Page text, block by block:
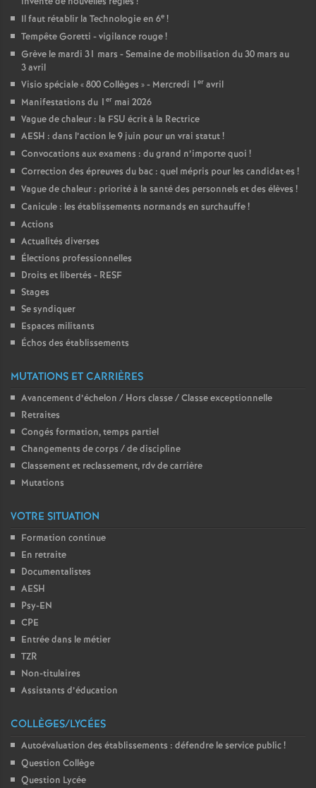
Il faut rétablir la Technologie en 6e !
Tempête Goretti - vigilance rouge!
Grève le mardi 31 mars - Semaine de mobilisation du 30 mars au
3 avril
Visio spéciale «800 Collèges » - Mercredi 1 er avril
Manifestations du 1 er mai 2026
Vague de chaleur : la FSU écrit à la Rectrice
AESH : dans l’action le 9 juin pour un vrai statut!
Convocations aux examens : du grand n’importe quoi !
Correction des épreuves du bac : quel mépris pour les candidat·es !
Vague de chaleur : priorité à la santé des personnels et des élèves !
Canicule : les établissements normands en surchauffe!
Actions
Actualités diverses
Élections professionnelles
Droits et libertés - RESF
Stages
Se syndiquer
Espaces militants
Échos des établissements
MUTATIONS ET CARRIÈRES
Avancement d’échelon / Hors classe / Classe exceptionnelle
Retraites
Congés formation, temps partiel
Changements de corps / de discipline
Classement et reclassement, rdv de carrière
Mutations
VOTRE SITUATION
Formation continue
En retraite
Documentalistes
AESH
Psy-EN
CPE
Entrée dans le métier
TZR
Non-titulaires
Assistants d’éducation
COLLÈGES/LYCÉES
Autoévaluation des établissements : défendre le service public!
Question Collège
Question Lycée